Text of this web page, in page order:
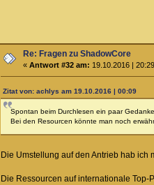
Re: Fragen zu ShadowCore
«Antwort #32 am: 19.10.2016 |
Zitat von: achlys am 19.10.2016 | 00:09
Spontan beim Durchlesen ein paar
Bei den Resourcen könnte man noch
Die Umstellung auf den Antrieb hab ich
Die Ressourcen auf internationale